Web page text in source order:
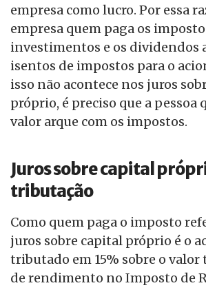
empresa como lucro. Por essa
empresa quem paga os
investimentos e os dividendos
isentos de impostos para o
isso não acontece nos juros
próprio, é preciso que a pessoa
valor arque com os impostos.
Juros sobre capital
tributação
Como quem paga o imposto
juros sobre capital próprio é o
tributado em 15% sobre o valor
de rendimento no Imposto de